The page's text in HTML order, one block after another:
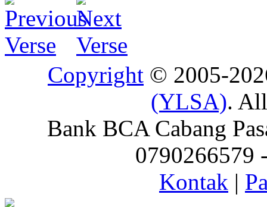
Copyright © 2005-
(YLSA).
Bank BCA Cabang
0790266579
Kontak |